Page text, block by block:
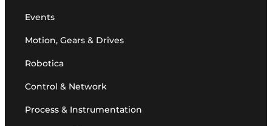
Events
Motion, Gears & Drives
Robotica
Control & Network
Process & Instrumentation